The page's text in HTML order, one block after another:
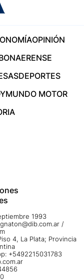
OPINIÓN
DEPORTES
MUNDO MOTOR
1993
/
4, La Plata; Provincia
+5492215031783